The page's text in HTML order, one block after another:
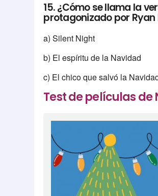
15. ¿Cómo se llama la
protagonizado por Ryan
a) Silent Night
b) El espíritu de la Navidad
c) El chico que salvó la
Test de películas de